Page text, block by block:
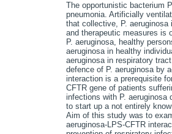
The opportunistic bacterium
pneumonia. Artificially
that collective, P.
and therapeutic measures is
P. aeruginosa, healthy
aeruginosa in healthy
aeruginosa in respiratory
defence of P. aeruginosa by
interaction is a prerequisite
CFTR gene of patients
infections with P. aeruginosa
to start up a not entirely
Aim of this study was to
aeruginosa-LPS-CFTR